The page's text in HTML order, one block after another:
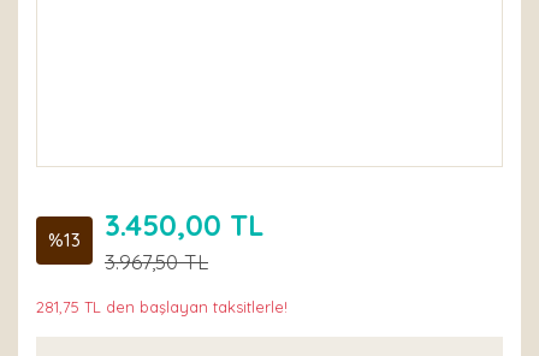
%13 3.450,00 TL
3.967,50 TL
281,75 TL den başlayan taksitlerle!